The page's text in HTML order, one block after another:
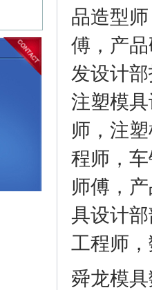
品造型
傅，产
发设计
注塑模
师，注
程师，
师傅，
具设计
工程师
舜龙模